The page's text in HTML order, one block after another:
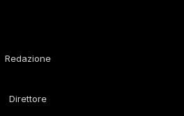
Redazione
Direttore